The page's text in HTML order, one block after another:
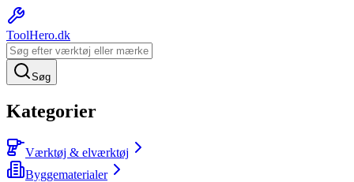
ToolHero.dk
Søg
Kategorier
Værktøj & elværktøj
Byggematerialer